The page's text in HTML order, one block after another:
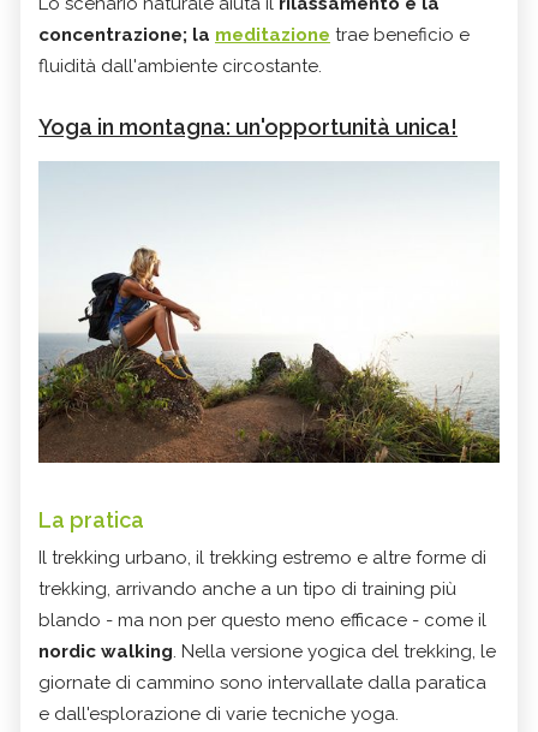
concentrazione; la meditazione trae beneficio e
fluidità dall'ambiente circostante.
Yoga in montagna: un'opportunità unica!
La pratica
Il trekking urbano, il trekking estremo e altre forme di
trekking, arrivando anche a un tipo di training più
blando - ma non per questo meno efficace - come il
nordic walking. Nella versione yogica del trekking, le
giornate di cammino sono intervallate dalla paratica
e dall'esplorazione di varie tecniche yoga.